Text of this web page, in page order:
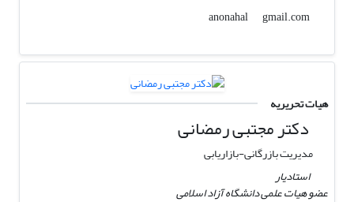
anonahal
gmail.com
هیات تحریریه
دکتر مجتبی رمضانی
مدیریت بازرگانی-بازاریابی
استادیار
عضو هیات علمی دانشگاه آزاد اسلامی